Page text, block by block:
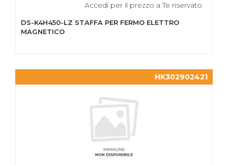
Accedi per il prezzo a Te riservato
DS-K4H450-LZ STAFFA PER FERMO ELETTRO
MAGNETICO
HK302902421